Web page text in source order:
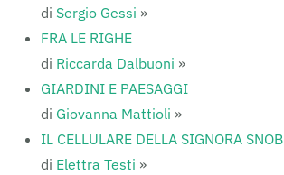
di Sergio Gessi »
FRA LE RIGHE
di Riccarda Dalbuoni »
GIARDINI E PAESAGGI
di Giovanna Mattioli »
IL CELLULARE DELLA SIGNORA SNOB
di Elettra Testi »